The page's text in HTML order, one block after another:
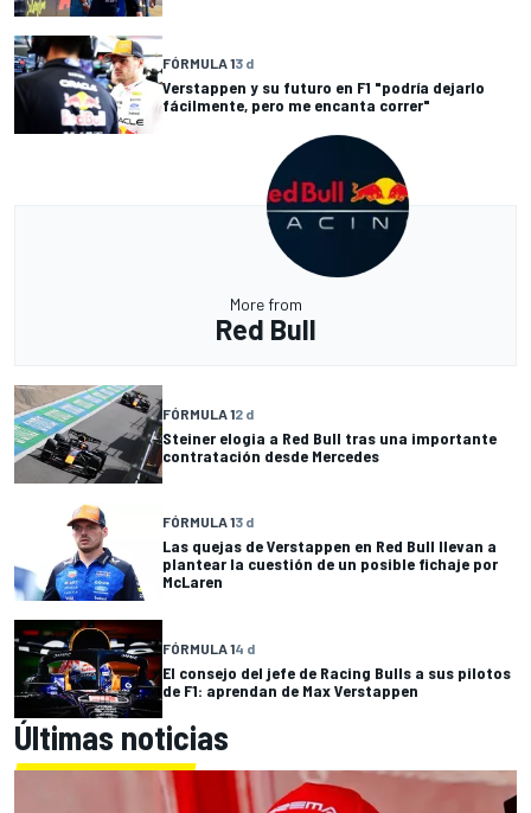
FÓRMULA 13 d
Verstappen y su futuro en F1 "podría dejarlo
fácilmente, pero me encanta correr"
More from
Red Bull
FÓRMULA 12 d
Steiner elogia a Red Bull tras una importante
contratación desde Mercedes
FÓRMULA 13 d
Las quejas de Verstappen en Red Bull llevan a
plantear la cuestión de un posible fichaje por
McLaren
FÓRMULA 14 d
El consejo del jefe de Racing Bulls a sus pilotos
de F1: aprendan de Max Verstappen
Últimas noticias